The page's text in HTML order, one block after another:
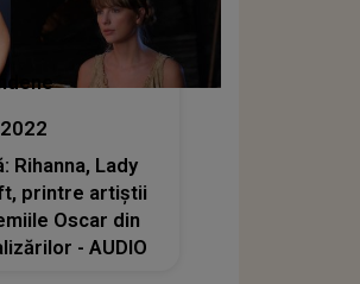
Rihanna, Lady
printre artiștii
Oscar din
- AUDIO